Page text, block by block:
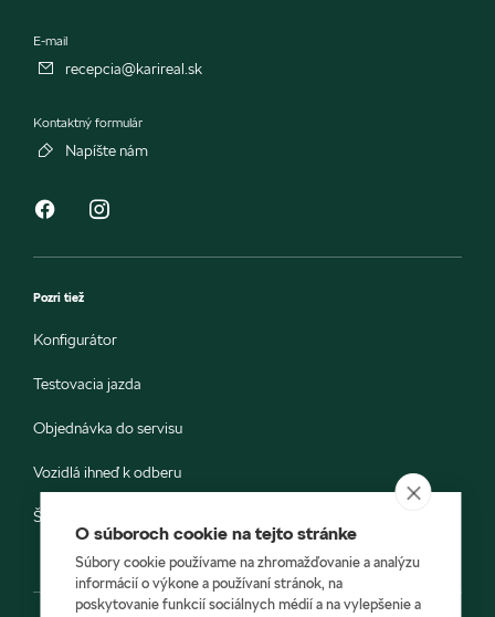
E-mail
recepcia@karireal.sk
Kontaktný formulár
Napíšte nám
Pozri tiež
Konfigurátor
Testovacia jazda
Objednávka do servisu
Vozidlá ihneď k odberu
Škoda E-shop
O súboroch cookie na tejto stránke
Súbory cookie používame na zhromažďovanie a analýzu
informácií o výkone a používaní stránok, na
poskytovanie funkcií sociálnych médií a na vylepšenie a